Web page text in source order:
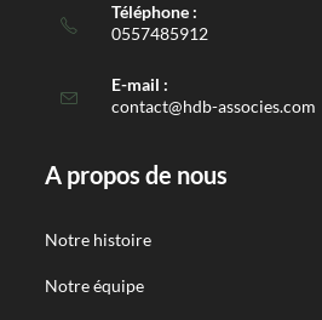
Téléphone :
0557485912
E-mail :
contact@hdb-associes.com
A propos de nous
Notre histoire
Notre équipe